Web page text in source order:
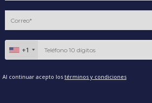
+1
Al continuar acepto los términos y condiciones